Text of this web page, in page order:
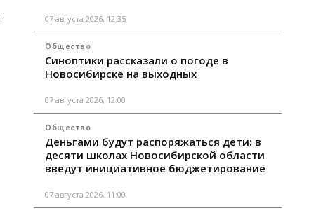
07 августа 2026, 12:35
Общество
Синоптики рассказали о погоде в
Новосибирске на выходных
07 августа 2026, 12:00
Общество
Деньгами будут распоряжаться дети: в
десяти школах Новосибирской области
введут инициативное бюджетирование
07 августа 2026, 11:00